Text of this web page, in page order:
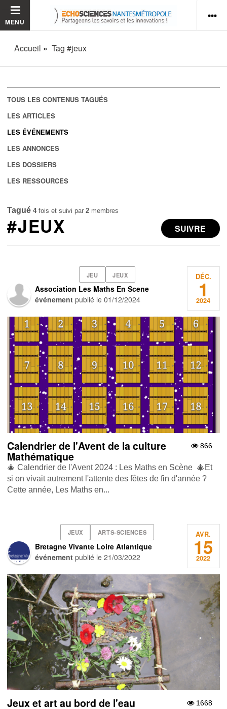
MENU
Accueil Tag #jeux
TOUS LES CONTENUS TAGUÉS
LES ARTICLES
LES ÉVÉNEMENTS
LES ANNONCES
LES DOSSIERS
LES RESSOURCES
Tagué 4fois et suivi par2 membres
SUIVRE
#JEUX
JEU JEUX
Association Les Maths En Scene
événement publié le01/12/2024
DÉC.
1
2024
866
Calendrier de l'Avent de la culture
Mathématique
🎄 Calendrier de l'Avent 2024 : Les Maths en Scène 🎄Et
si on vivait autrement l'attente des fêtes de fin d'année ?
Cette année, Les Maths en...
JEUX ARTS-SCIENCES
Bretagne Vivante Loire Atlantique
événement publié le21/03/2022
AVR.
15
2022
1668
Jeux et art au bord de l'eau